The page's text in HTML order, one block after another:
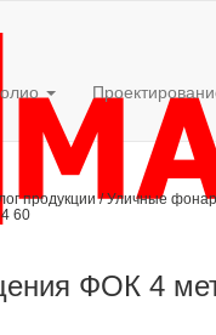
продукции/Уличные
60
ФОК 4